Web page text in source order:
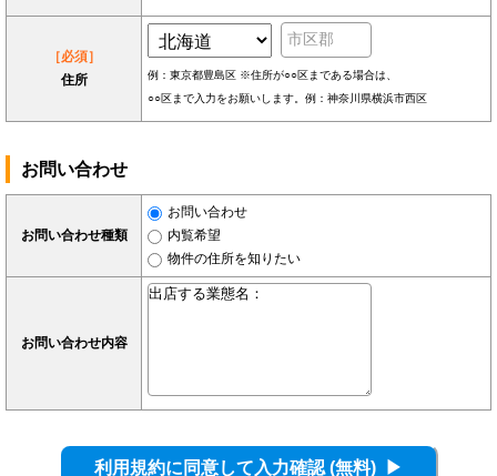
［必須］
住所
例：東京都豊島区 ※住所が○○区まである場合は、
○○区まで入力をお願いします。例：神奈川県横浜市西区
お問い合わせ
お問い合わせ種類
お問い合わせ
内覧希望
物件の住所を知りたい
お問い合わせ内容